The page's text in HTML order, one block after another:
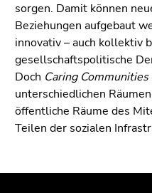
sorgen. Damit können
Beziehungen aufgebaut
innovativ – auch kollektiv
gesellschaftspolitische
Doch Caring Communities
unterschiedlichen
öffentliche Räume des
Teilen der sozialen